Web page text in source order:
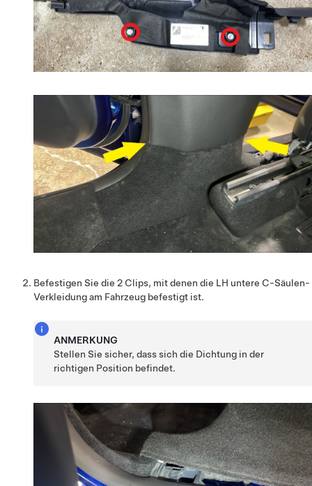
Befestigen Sie die 2 Clips, mit denen die LH untere C-Säulen-
Verkleidung am Fahrzeug befestigt ist.
ANMERKUNG
Stellen Sie sicher, dass sich die Dichtung in der
richtigen Position befindet.